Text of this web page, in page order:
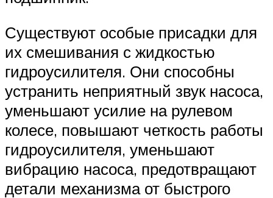
Существуют особые присадки для
их смешивания с жидкостью
гидроусилителя. Они способны
устранить неприятный звук насоса,
уменьшают усилие на рулевом
колесе, повышают четкость работы
гидроусилителя, уменьшают
вибрацию насоса, предотвращают
детали механизма от быстрого